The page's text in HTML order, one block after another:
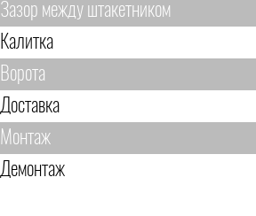
Зазор между штакетником
Калитка
Ворота
Доставка
Монтаж
Демонтаж